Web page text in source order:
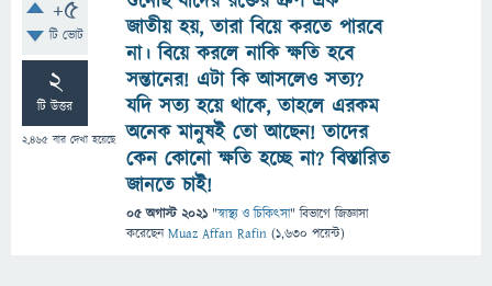
+5
টি ভোট
2
টি উত্তর
2,465 বার দেখা হয়েছে
জাতীয় হয়, তারা বিয়ে করতে পারবে
না। বিয়ে করলে নাকি ক্ষতি হবে
সন্তানের! এটা কি আসলেও সত্য?
যদি সত্য হয়ে থাকে, তাহলে এরকম
অনেক মানুষই তো আছেন! তাদের
কেন কোনো ক্ষতি হচ্ছে না? বিস্তারিত
জানতে চাই!
05 অগাস্ট 2021 "স্বাস্থ্য ও চিকিৎসা" বিভাগে জিজ্ঞাসা
করেছেনMuaz Affan Rafin (1,630 পয়েন্ট)